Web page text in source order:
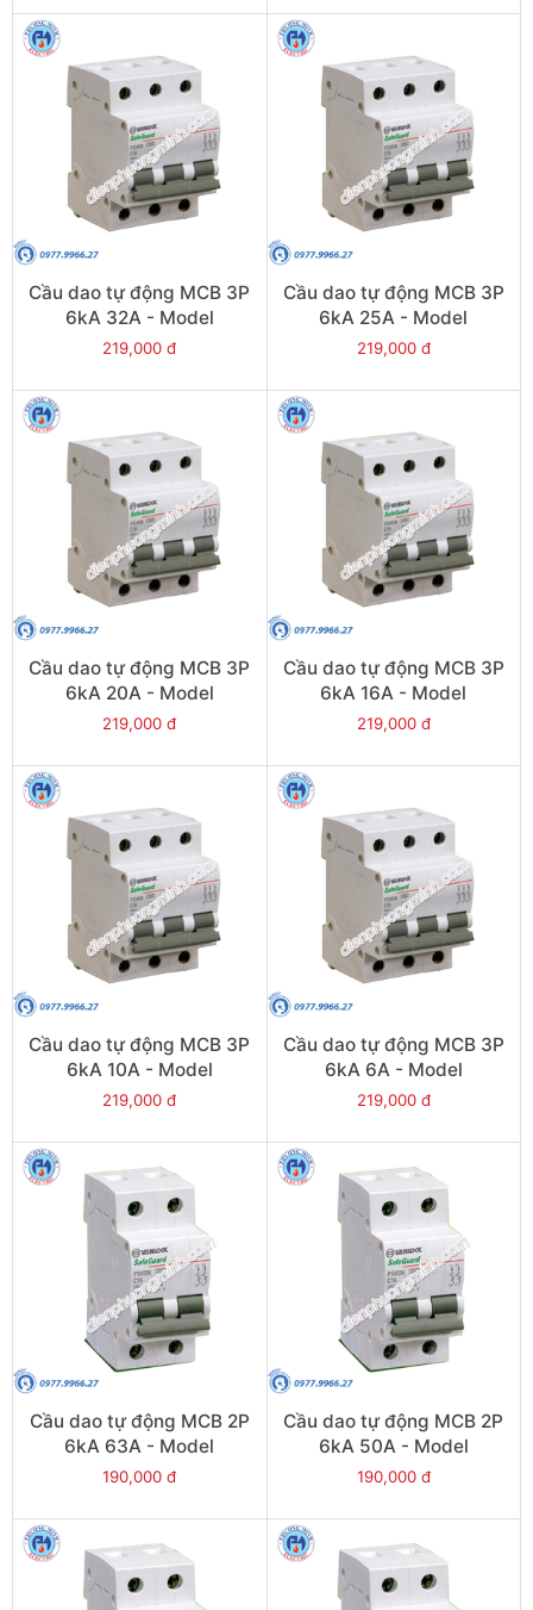
Cầu dao tự động MCB 3P
6kA 32A - Model
PS45S/C3032
219,000 đ
Cầu dao tự động MCB 3P
6kA 25A - Model
PS45S/C3025
219,000 đ
Cầu dao tự động MCB 3P
6kA 20A - Model
PS45S/C3020
219,000 đ
Cầu dao tự động MCB 3P
6kA 16A - Model
PS45S/C3016
219,000 đ
Cầu dao tự động MCB 3P
6kA 10A - Model
PS45S/C3010
219,000 đ
Cầu dao tự động MCB 3P
6kA 6A - Model
PS45S/C3006
219,000 đ
Cầu dao tự động MCB 2P
6kA 63A - Model
PS45S/C2063
190,000 đ
Cầu dao tự động MCB 2P
6kA 50A - Model
PS45S/C2050
190,000 đ